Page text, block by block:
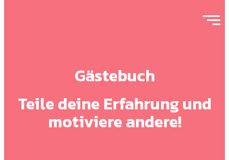
Gästebuch
Teile deine Erfahrung und
motiviere andere!